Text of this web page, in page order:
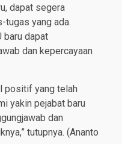
dapat segera
tugas yang ada.
baru dapat
dan kepercayaan
positif yang telah
yakin pejabat baru
dan
tutupnya. (Ananto